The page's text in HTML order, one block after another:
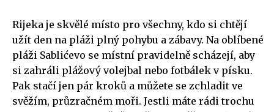
Rijeka je skvělé místo pro všechny, kdo si chtějí
užít den na pláži plný pohybu a zábavy. Na oblíbené
pláži Sablićevo se místní pravidelně scházejí, aby
si zahráli plážový volejbal nebo fotbálek v písku.
Pak stačí jen pár kroků a můžete se zchladit ve
svěžím, průzračném moři. Jestli máte rádi trochu